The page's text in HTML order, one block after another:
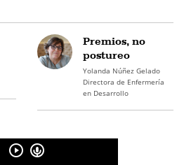
Premios, no
postureo
Yolanda Núñez Gelado
Directora de Enfermería
en Desarrollo